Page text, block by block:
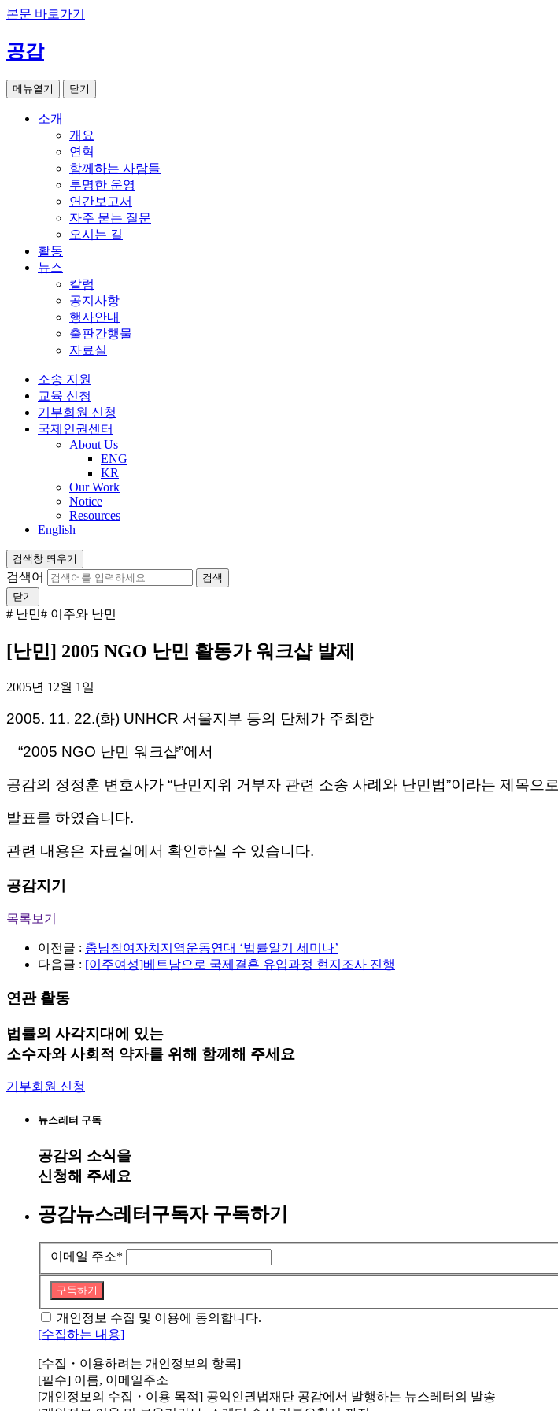
본문 바로가기
공감
메뉴열기 닫기
소개
개요
연혁
함께하는 사람들
투명한 운영
연간보고서
자주 묻는 질문
오시는 길
활동
뉴스
칼럼
공지사항
행사안내
출판간행물
자료실
소송 지원
교육 신청
기부회원 신청
국제인권센터
About Us
ENG
KR
Our Work
Notice
Resources
English
검색창 띄우기
검색어
닫기
# 난민# 이주와 난민
[난민] 2005 NGO 난민 활동가 워크샵 발제
2005년 12월 1일
2005. 11. 22.(화) UNHCR 서울지부 등의 단체가 주최한
“2005 NGO 난민 워크샵”에서
공감의 정정훈 변호사가 “난민지위 거부자 관련 소송 사례와 난민법”이라는 제목으로
발표를 하였습니다.
관련 내용은 자료실에서 확인하실 수 있습니다.
공감지기
목록보기
이전글 : 충남참여자치지역운동연대 ‘법률알기 세미나’
다음글 : [이주여성]베트남으로 국제결혼 유입과정 현지조사 진행
연관 활동
법률의 사각지대에 있는
소수자와 사회적 약자를 위해 함께해 주세요
기부회원 신청
뉴스레터 구독
공감의 소식을
신청해 주세요
공감뉴스레터구독자 구독하기
이메일 주소*
구독하기
개인정보 수집 및 이용에 동의합니다.
[수집하는 내용]
[수집・이용하려는 개인정보의 항목]
[필수] 이름, 이메일주소
[개인정보의 수집・이용 목적] 공익인권법재단 공감에서 발행하는 뉴스레터의 발송